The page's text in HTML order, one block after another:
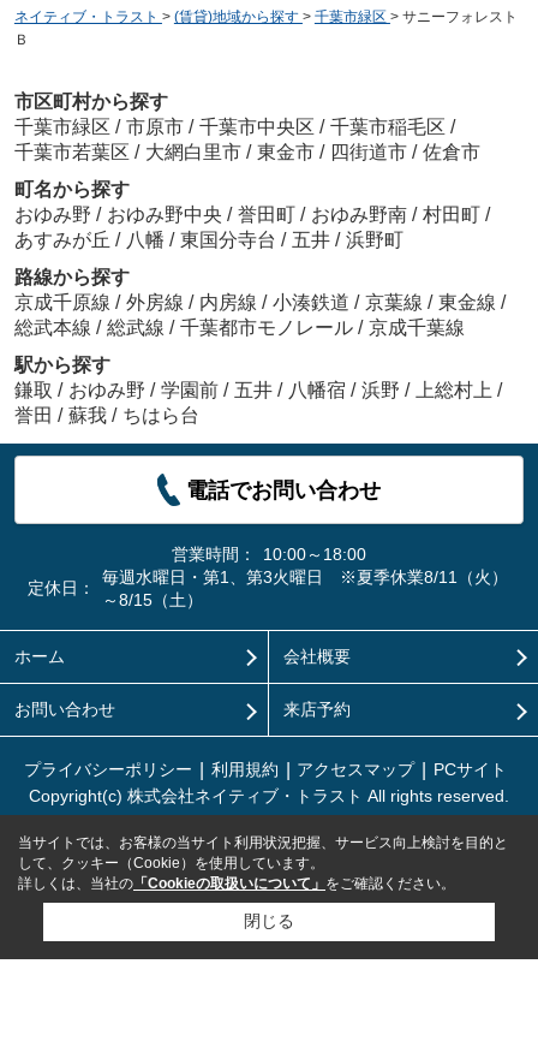
ネイティブ・トラスト > (賃貸)地域から探す > 千葉市緑区 > サニーフォレスト
Ｂ
市区町村から探す
千葉市緑区 / 市原市 / 千葉市中央区 / 千葉市稲毛区 /
千葉市若葉区 / 大網白里市 / 東金市 / 四街道市 / 佐倉市
町名から探す
おゆみ野 / おゆみ野中央 / 誉田町 / おゆみ野南 / 村田町 /
あすみが丘 / 八幡 / 東国分寺台 / 五井 / 浜野町
路線から探す
京成千原線 / 外房線 / 内房線 / 小湊鉄道 / 京葉線 / 東金線 /
総武本線 / 総武線 / 千葉都市モノレール / 京成千葉線
駅から探す
鎌取 / おゆみ野 / 学園前 / 五井 / 八幡宿 / 浜野 / 上総村上 /
誉田 / 蘇我 / ちはら台
電話でお問い合わせ
営業時間：
10:00～18:00
定休日：
毎週水曜日・第1、第3火曜日 ※夏季休業8/11（火）
～8/15（土）
ホーム 会社概要
お問い合わせ 来店予約
プライバシーポリシー 利用規約 アクセスマップ
PCサイト
Copyright(c) 株式会社ネイティブ・トラスト All rights reserved.
当サイトでは、お客様の当サイト利用状況把握、サービス向上検討を目的と
して、クッキー（Cookie）を使用しています。
詳しくは、当社の 「Cookieの取扱いについて」 をご確認ください。
閉じる